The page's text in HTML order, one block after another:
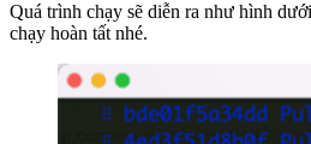
Quá trình chạy sẽ diễn ra như hình
chạy hoàn tất nhé.